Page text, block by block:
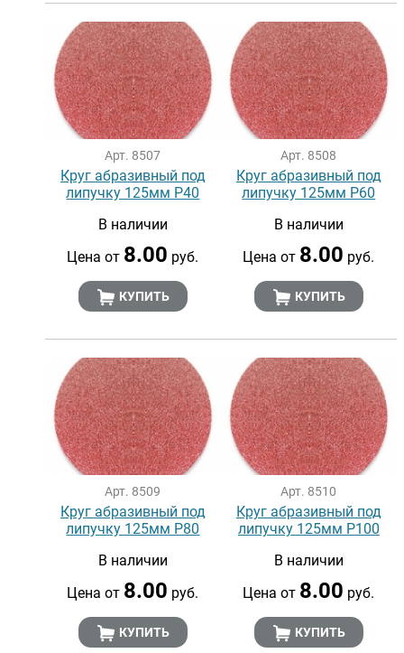
Арт. 8507
Круг абразивный под
липучку 125мм Р40
В наличии
Цена от 8.00 руб.
КУПИТЬ
Арт. 8508
Круг абразивный под
липучку 125мм Р60
В наличии
Цена от 8.00 руб.
КУПИТЬ
Арт. 8509
Круг абразивный под
липучку 125мм Р80
В наличии
Цена от 8.00 руб.
КУПИТЬ
Арт. 8510
Круг абразивный под
липучку 125мм Р100
В наличии
Цена от 8.00 руб.
КУПИТЬ